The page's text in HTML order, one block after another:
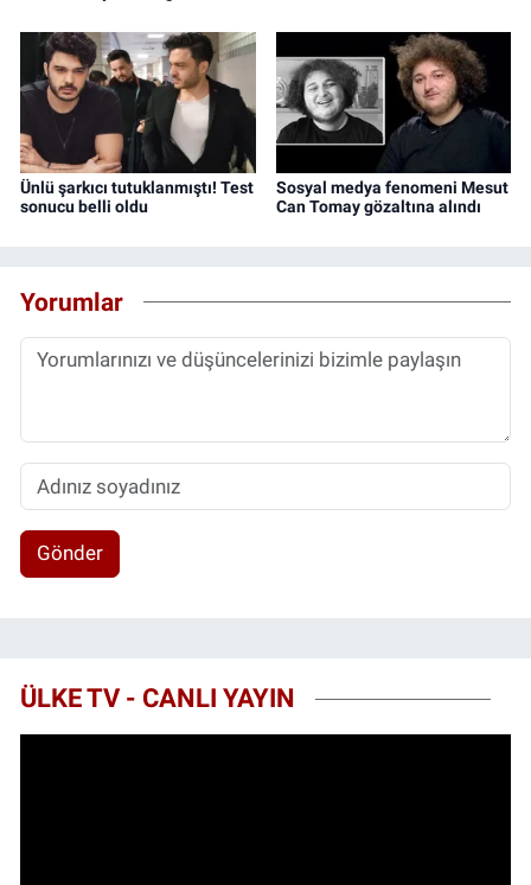
Ünlü şarkıcı tutuklanmıştı! Test
sonucu belli oldu
Sosyal medya fenomeni Mesut
Can Tomay gözaltına alındı
Yorumlar
Gönder
ÜLKE TV - CANLI YAYIN